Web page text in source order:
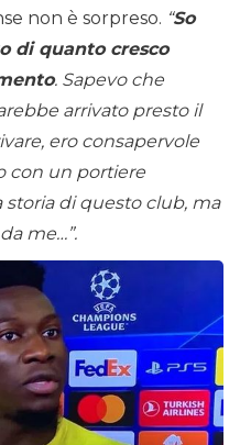
non è sorpreso. “So
di quanto cresco
. Sapevo che
arrivato presto il
ero consapervole
con un portiere
storia di questo club, ma
me…”.